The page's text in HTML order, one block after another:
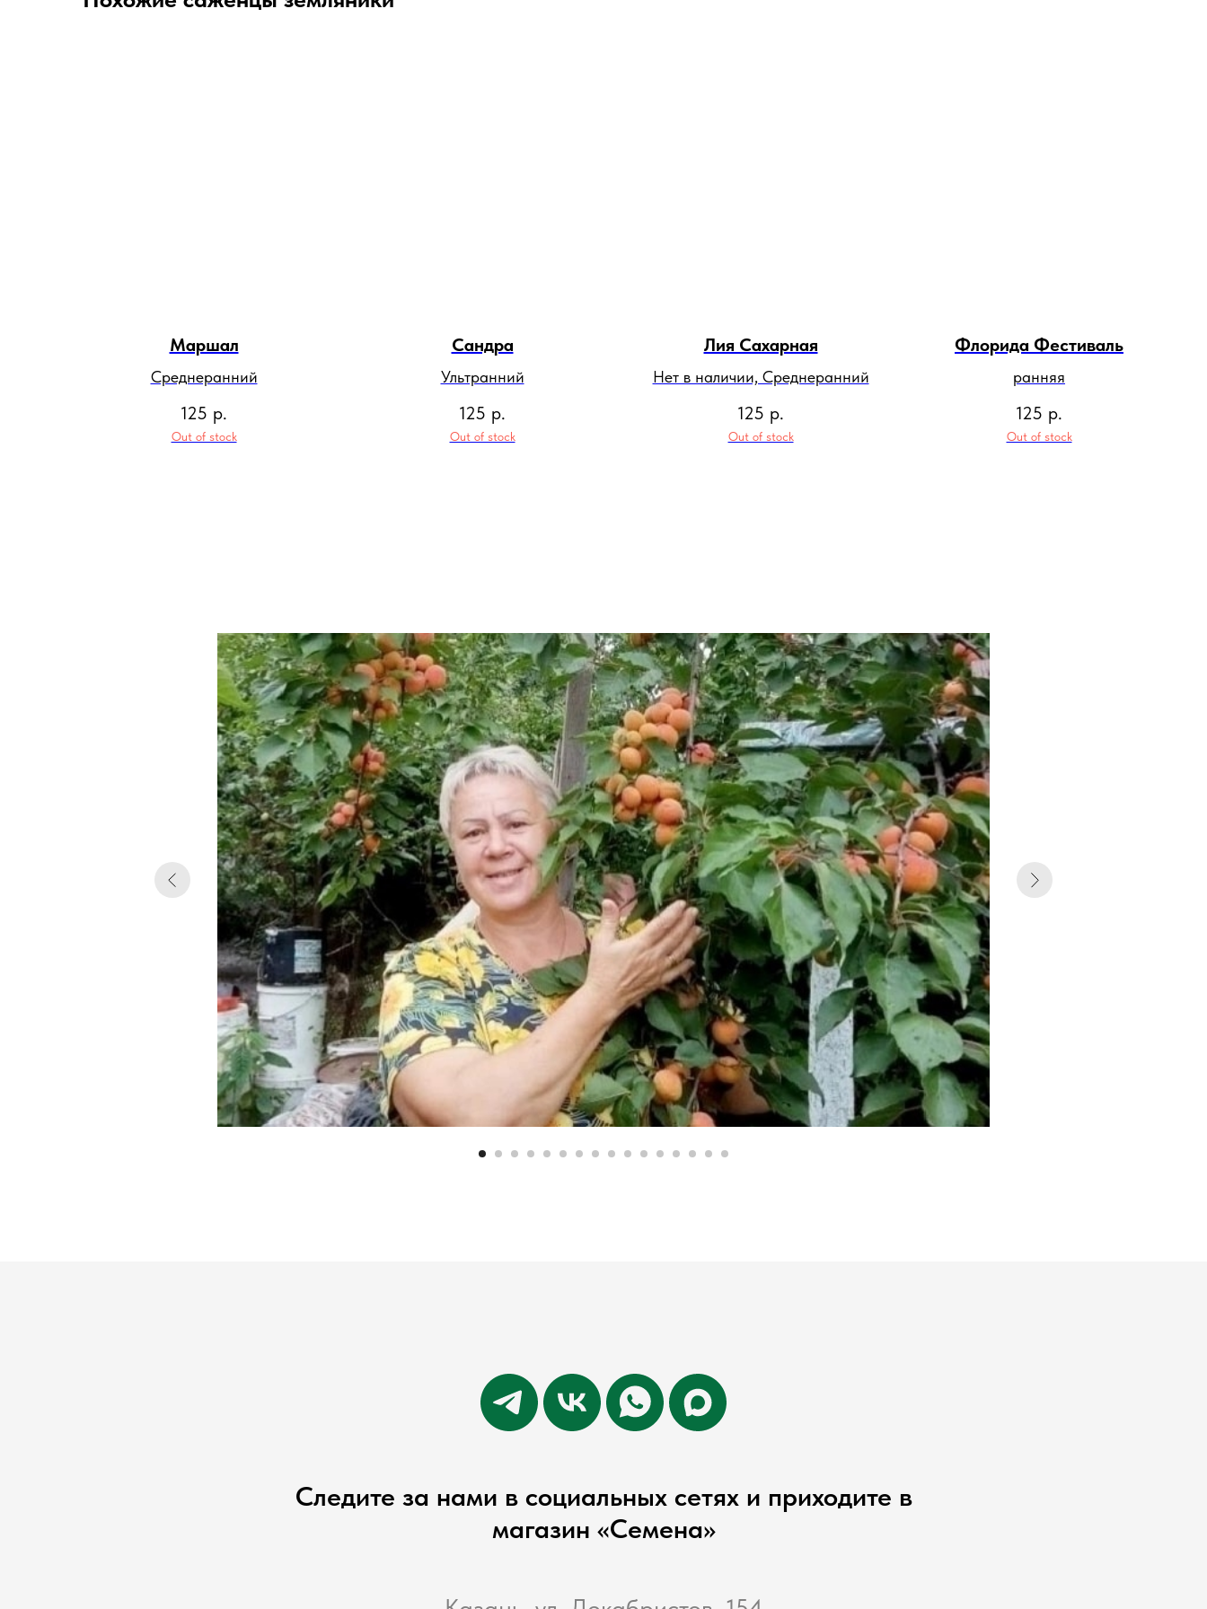
Маршал
Среднеранний
125 р.
Out of stock
Сандра
Ультранний
125 р.
Out of stock
Лия Сахарная
Нет в наличии, Среднеранний
125 р.
Out of stock
Флорида Фестиваль
ранняя
125 р.
Out of stock
Следите за нами в социальных сетях и приходите в
магазин «Семена»